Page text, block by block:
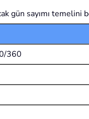
gün sayımı temelini
360